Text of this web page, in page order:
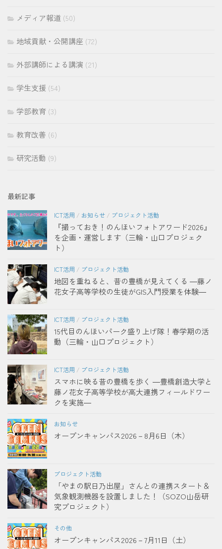
メディア報道 (50)
地域貢献・公開講座 (72)
外部講師による講演 (21)
学生支援 (54)
学部教育 (3)
教育改善 (6)
研究活動 (9)
最新記事
ICT活用 / お知らせ / プロジェクト活動
『撮っておき！のんほいフォトアワード2026』
を企画・運営します（三輪・山口プロジェク
ト）
ICT活用 / プロジェクト活動
地図を重ねると、昔の豊橋が見えてくる ―藤ノ
花女子高等学校の生徒がGIS入門授業を体験―
ICT活用 / プロジェクト活動
15代目のんほいパーク盛り上げ隊！春学期の活
動（三輪・山口プロジェクト）
ICT活用 / プロジェクト活動
スマホに映る昔の豊橋を歩く ―豊橋創造大学と
藤ノ花女子高等学校が高大連携フィールドワー
クを実施―
お知らせ
オープンキャンパス2026－8月6日（木）
プロジェクト活動
「やまの駅日乃出屋」さんとの連携スタート＆
気象観測機器を設置しました！（SOZO山岳研
究プロジェクト）
その他
オープンキャンパス2026－7月11日（土）